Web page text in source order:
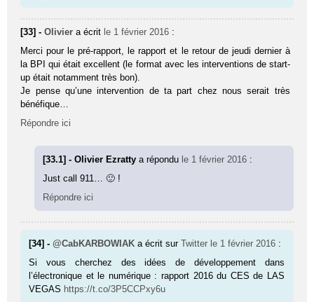
[33] -Olivier a écrit le 1 février 2016 :
Merci pour le pré-rapport, le rapport et le retour de jeudi dernier à
la BPI qui était excellent (le format avec les interventions de start-
up était notamment très bon).
Je pense qu’une intervention de ta part chez nous serait très
bénéfique…
Répondre ici
[33.1] - Olivier Ezrattya répondu le 1 février 2016 :
Just call 911… 🙂 !
Répondre ici
[34] -@CabKARBOWIAK a écrit surTwitter le 1 février 2016 :
Si vous cherchez des idées de développement dans
l’électronique et le numérique : rapport 2016 du CES de LAS
VEGAS https://t.co/3P5CCPxy6u